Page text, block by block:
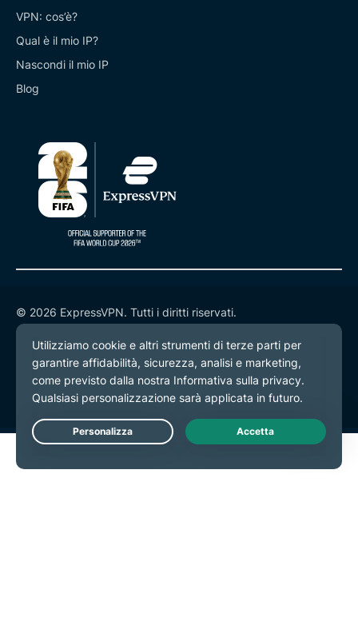
VPN: cos’è?
Qual è il mio IP?
Nascondi il mio IP
Blog
© 2026 ExpressVPN. Tutti i diritti riservati.
Informativa sulla privacy
Termini di servizio
Preferenze cookie
Live Chat